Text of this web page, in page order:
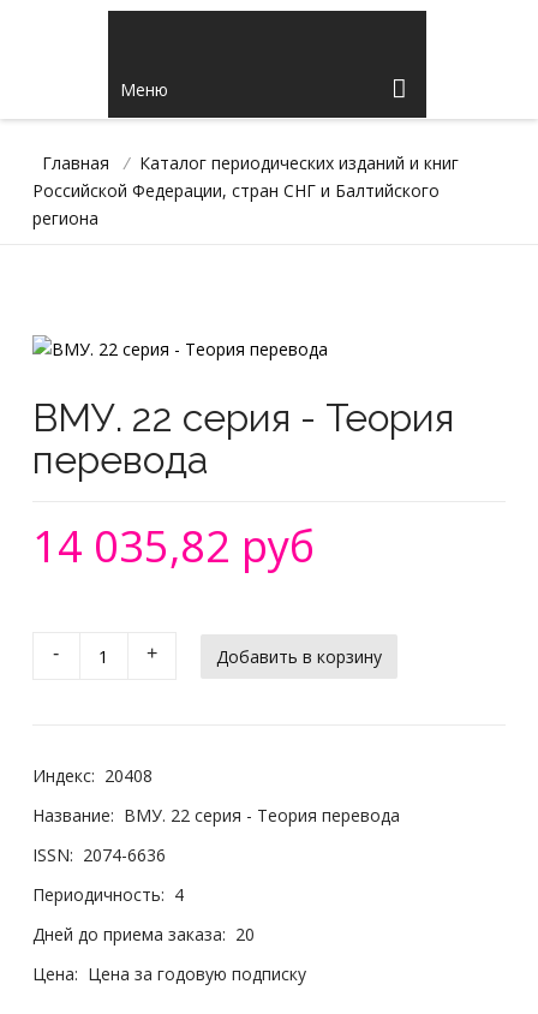
Меню
Главная / Каталог периодических изданий и книг
Российской Федерации, стран СНГ и Балтийского
региона
ВМУ. 22 серия - Теория
перевода
14 035,82 руб
- +
Индекс: 20408
Название: ВМУ. 22 серия - Теория перевода
ISSN: 2074-6636
Периодичность: 4
Дней до приема заказа: 20
Цена: Цена за годовую подписку